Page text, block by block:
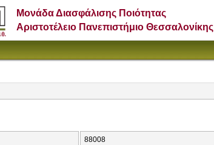
Μονάδα Διασφάλισης Ποιότητας
Αριστοτέλειο Πανεπιστήμιο Θεσσαλονίκης
88008